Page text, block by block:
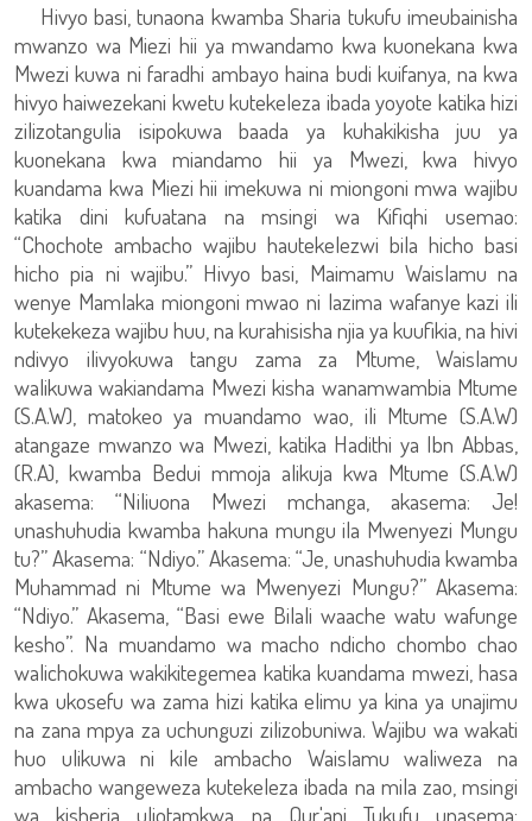
Hivyo basi, tunaona kwamba Sharia tukufu imeubainisha
mwanzo wa Miezi hii ya mwandamo kwa kuonekana kwa
Mwezi kuwa ni faradhi ambayo haina budi kuifanya, na kwa
hivyo haiwezekani kwetu kutekeleza ibada yoyote katika hizi
zilizotangulia isipokuwa baada ya kuhakikisha juu ya
kuonekana kwa miandamo hii ya Mwezi, kwa hivyo
kuandama kwa Miezi hii imekuwa ni miongoni mwa wajibu
katika dini kufuatana na msingi wa Kifiqhi usemao:
“Chochote ambacho wajibu hautekelezwi bila hicho basi
hicho pia ni wajibu.” Hivyo basi, Maimamu Waislamu na
wenye Mamlaka miongoni mwao ni lazima wafanye kazi ili
kutekekeza wajibu huu, na kurahisisha njia ya kuufikia, na hivi
ndivyo ilivyokuwa tangu zama za Mtume, Waislamu
walikuwa wakiandama Mwezi kisha wanamwambia Mtume
(S.A.W), matokeo ya muandamo wao, ili Mtume (S.A.W)
atangaze mwanzo wa Mwezi, katika Hadithi ya Ibn Abbas,
(R.A), kwamba Bedui mmoja alikuja kwa Mtume (S.A.W)
akasema: “Niliuona Mwezi mchanga, akasema: Je!
unashuhudia kwamba hakuna mungu ila Mwenyezi Mungu
tu?” Akasema: “Ndiyo.” Akasema: “Je, unashuhudia kwamba
Muhammad ni Mtume wa Mwenyezi Mungu?” Akasema:
“Ndiyo.” Akasema, “Basi ewe Bilali waache watu wafunge
kesho”. Na muandamo wa macho ndicho chombo chao
walichokuwa wakikitegemea katika kuandama mwezi, hasa
kwa ukosefu wa zama hizi katika elimu ya kina ya unajimu
na zana mpya za uchunguzi zilizobuniwa. Wajibu wa wakati
huo ulikuwa ni kile ambacho Waislamu waliweza na
ambacho wangeweza kutekeleza ibada na mila zao, msingi
wa kisheria uliotamkwa na Qur'ani Tukufu unasema: